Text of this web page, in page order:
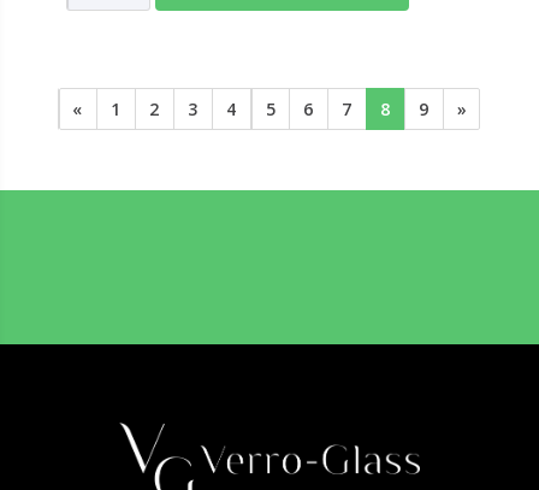
« 1 2 3 4 5 6 7 8 9 »